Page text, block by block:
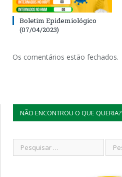
Boletim Epidemiológico
(07/04/2023)
Os comentários estão fechados.
NÃO ENCONTROU O QUE QUERIA?